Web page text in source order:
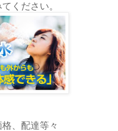
ください。
、配達等々